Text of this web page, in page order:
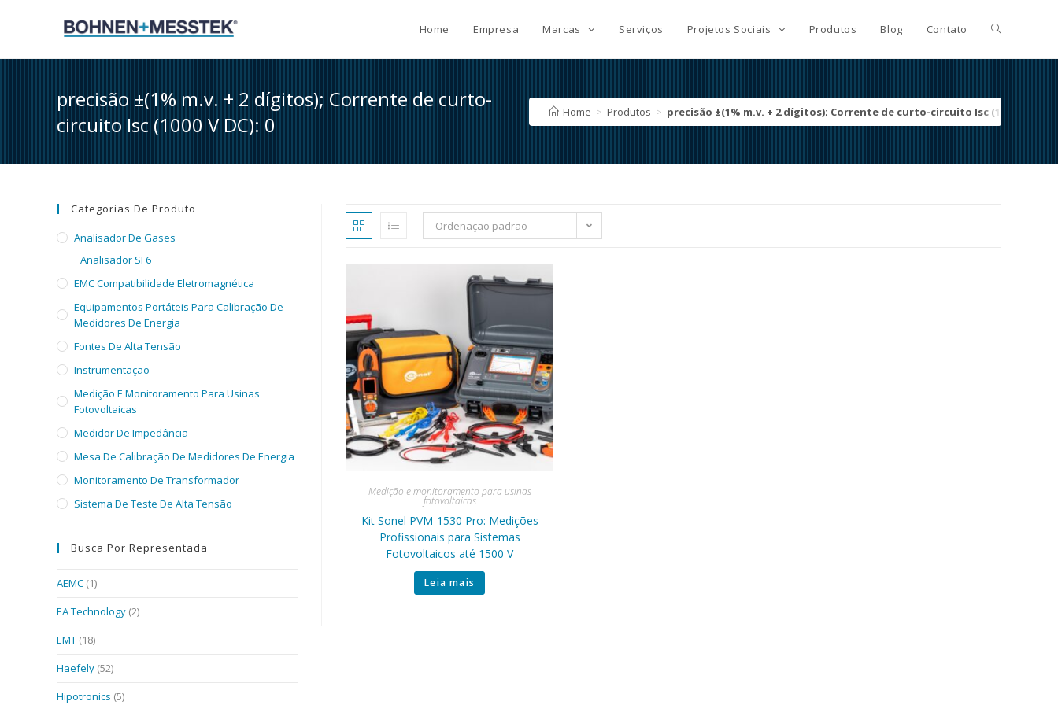
Home Empresa Marcas Serviços Projetos Sociais Produtos Blog Contato
precisão ±(1% m.v. + 2 dígitos); Corrente de curto-
circuito Isc (1000 V DC): 0
Home > Produtos > precisão ±(1% m.v. + 2 dígitos); Corrente de curto-circuito Isc (1000 V DC): 0
Ordenação padrão
Medição e monitoramento para usinas
fotovoltaicas
Kit Sonel PVM-1530 Pro: Medições
Profissionais para Sistemas
Fotovoltaicos até 1500 V
Leia mais
Categorias De Produto
Analisador De Gases
Analisador SF6
EMC Compatibilidade Eletromagnética
Equipamentos Portáteis Para Calibração De
Medidores De Energia
Fontes De Alta Tensão
Instrumentação
Medição E Monitoramento Para Usinas
Fotovoltaicas
Medidor De Impedância
Mesa De Calibração De Medidores De Energia
Monitoramento De Transformador
Sistema De Teste De Alta Tensão
Busca Por Representada
AEMC (1)
EA Technology (2)
EMT (18)
Haefely (52)
Hipotronics (5)